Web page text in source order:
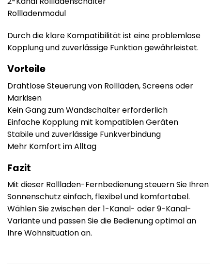
Rollladenmodul
Durch die klare Kompatibilität ist eine problemlose
Kopplung und zuverlässige Funktion gewährleistet.
Vorteile
Drahtlose Steuerung von Rollläden, Screens oder
Markisen
Kein Gang zum Wandschalter erforderlich
Einfache Kopplung mit kompatiblen Geräten
Stabile und zuverlässige Funkverbindung
Mehr Komfort im Alltag
Fazit
Mit dieser Rollladen-Fernbedienung steuern Sie Ihren
Sonnenschutz einfach, flexibel und komfortabel.
Wählen Sie zwischen der 1-Kanal- oder 9-Kanal-
Variante und passen Sie die Bedienung optimal an
Ihre Wohnsituation an.